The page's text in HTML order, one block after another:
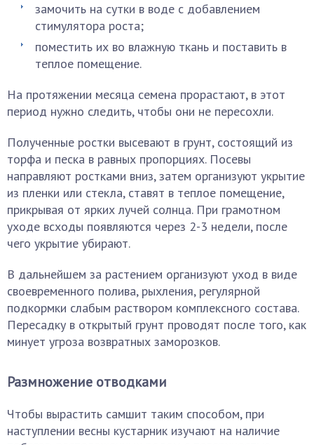
замочить на сутки в воде с добавлением
стимулятора роста;
поместить их во влажную ткань и поставить в
теплое помещение.
На протяжении месяца семена прорастают, в этот
период нужно следить, чтобы они не пересохли.
Полученные ростки высевают в грунт, состоящий из
торфа и песка в равных пропорциях. Посевы
направляют ростками вниз, затем организуют укрытие
из пленки или стекла, ставят в теплое помещение,
прикрывая от ярких лучей солнца. При грамотном
уходе всходы появляются через 2-3 недели, после
чего укрытие убирают.
В дальнейшем за растением организуют уход в виде
своевременного полива, рыхления, регулярной
подкормки слабым раствором комплексного состава.
Пересадку в открытый грунт проводят после того, как
минует угроза возвратных заморозков.
Размножение отводками
Чтобы вырастить самшит таким способом, при
наступлении весны кустарник изучают на наличие